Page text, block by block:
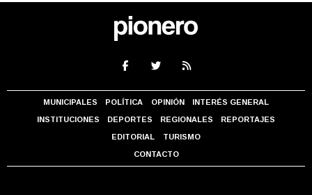
MUNICIPALES POLÍTICA OPINIÓN INTERÉS GENERAL
INSTITUCIONES DEPORTES REGIONALES REPORTAJES
EDITORIAL TURISMO
CONTACTO